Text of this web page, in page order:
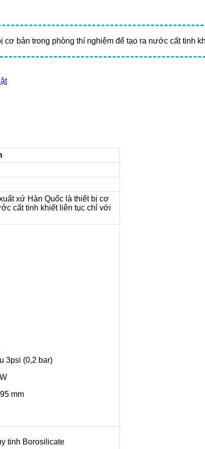
bản trong phòng thí nghiệm để tạo ra nước cất tinh
xứ Hàn Quốc là thiết bị cơ
cất tinh khiết liên tục chỉ với
3psi (0,2 bar)
mm
tinh Borosilicate